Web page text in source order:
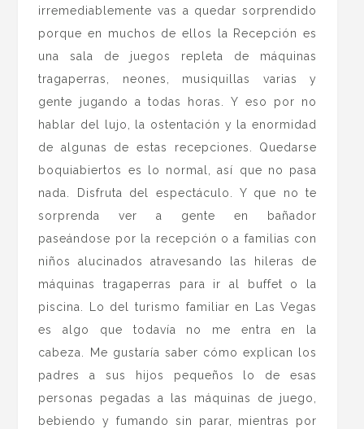
irremediablemente vas a quedar sorprendido
porque en muchos de ellos la Recepción es
una sala de juegos repleta de máquinas
tragaperras, neones, musiquillas varias y
gente jugando a todas horas. Y eso por no
hablar del lujo, la ostentación y la enormidad
de algunas de estas recepciones. Quedarse
boquiabiertos es lo normal, así que no pasa
nada. Disfruta del espectáculo. Y que no te
sorprenda ver a gente en bañador
paseándose por la recepción o a familias con
niños alucinados atravesando las hileras de
máquinas tragaperras para ir al buffet o la
piscina. Lo del turismo familiar en Las Vegas
es algo que todavía no me entra en la
cabeza. Me gustaría saber cómo explican los
padres a sus hijos pequeños lo de esas
personas pegadas a las máquinas de juego,
bebiendo y fumando sin parar, mientras por